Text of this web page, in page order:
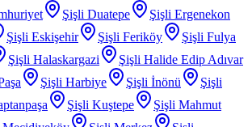
Şişli Duatepe
Şişli Ergenekon
Şişli Eskişehir Şişli Feriköy
Şişli Fulya
Şişli Halaskargazi
Şişli Halide Edip Adıvar
Şişli Harbiye Şişli İnönü
Şişli
Şişli Kuştepe
Şişli Mahmut